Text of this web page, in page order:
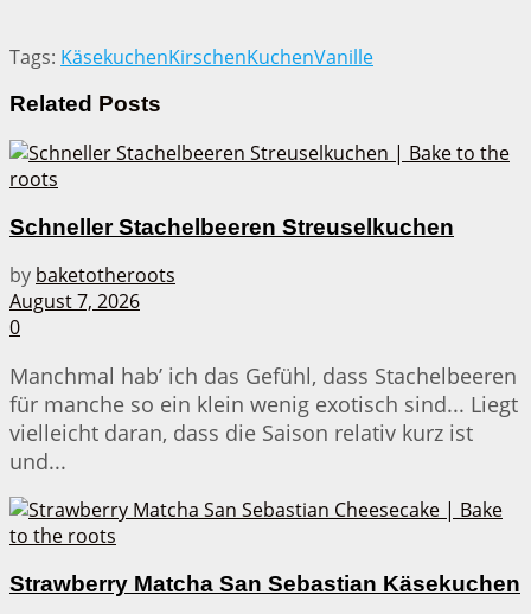
Tags: KäsekuchenKirschenKuchenVanille
Related Posts
Schneller Stachelbeeren Streuselkuchen
by baketotheroots
August 7, 2026
0
Manchmal hab’ ich das Gefühl, dass Stachelbeeren
für manche so ein klein wenig exotisch sind... Liegt
vielleicht daran, dass die Saison relativ kurz ist
und...
Strawberry Matcha San Sebastian Käsekuchen